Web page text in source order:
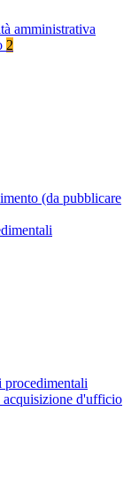
amministrativa
2
(da pubblicare
d'ufficio